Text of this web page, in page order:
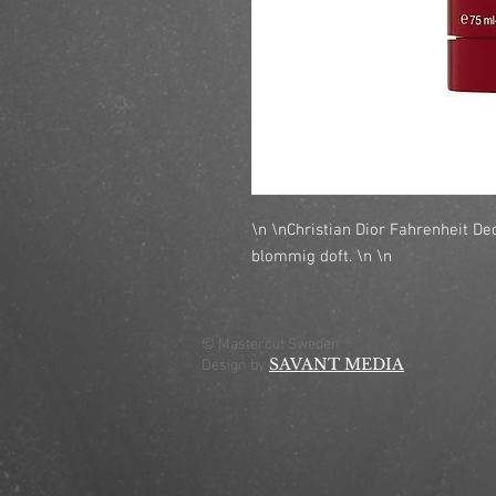
\n \nChristian Dior Fahrenheit
blommig doft. \n \n
© Mastercut Sweden
Design by SAVANT MEDIA